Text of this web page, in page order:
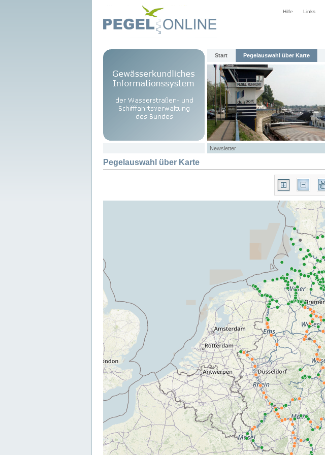
Hilfe Links
Start Pegelauswahl über Karte
Newsletter
Pegelauswahl über Karte